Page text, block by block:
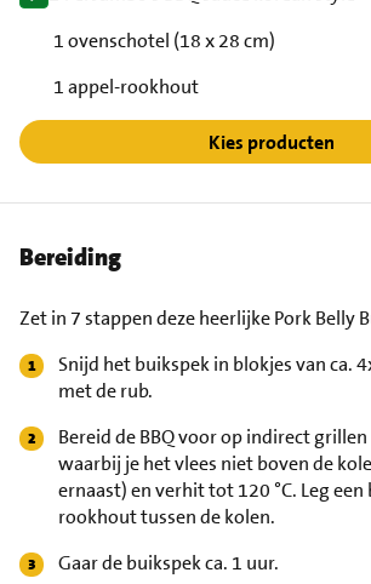
1 ovenschotel (18 x 28 cm)
1 appel-rookhout
Kies producten
Bereiding
Zet in 7 stappen deze heerlijke Pork Belly
Snijd het buikspek in blokjes van ca.
met de rub.
Bereid de BBQ voor op indirect
waarbij je het vlees niet boven de
ernaast) en verhit tot 120 °C. Leg
rookhout tussen de kolen.
Gaar de buikspek ca. 1 uur.